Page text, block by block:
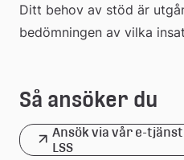
Ditt behov av stöd är
bedömningen av vilka
Så ansöker du
Ansök via vår e-
LSS